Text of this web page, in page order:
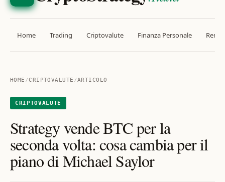
Home Trading Criptovalute Finanza Personale
HOME /CRIPTOVALUTE /ARTICOLO
CRIPTOVALUTE
Strategy vende BTC per la
seconda volta: cosa cambia per il
piano di Michael Saylor